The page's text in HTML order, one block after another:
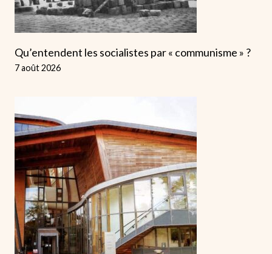
Qu’entendent les socialistes par « communisme » ?
7 août 2026